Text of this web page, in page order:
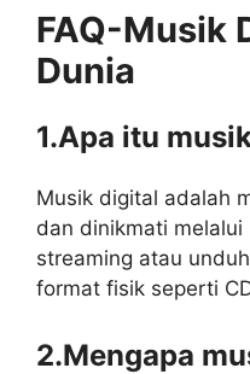
FAQ-Musik
Dunia
1.Apa itu
Musik digital adalah
dan dinikmati
streaming atau
format fisik seperti
2.Mengapa